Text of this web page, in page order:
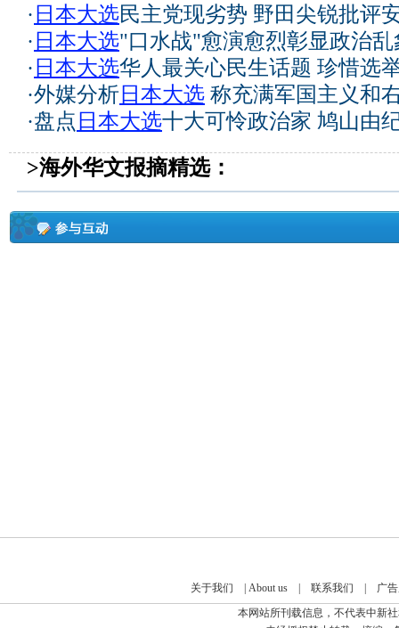
· 日本大选民主党现劣势 野田尖锐批评
· 日本大选"口水战"愈演愈烈彰显政治乱
· 日本大选华人最关心民生话题 珍惜选
·外媒分析日本大选 称充满军国主义和
·盘点 日本大选十大可怜政治家 鸠山由
>海外华文报摘精选：
关于我们 About us| 联系我们
广
本网站所刊载信息，不代表中新